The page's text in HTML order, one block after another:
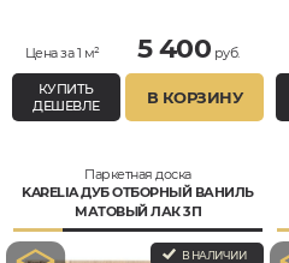
Цена за 1 м² 5 400 руб.
КУПИТЬ
ДЕШЕВЛЕ
В КОРЗИНУ
Паркетная доска
KARELIA ДУБ ОТБОРНЫЙ ВАНИЛЬ
МАТОВЫЙ ЛАК 3П
В НАЛИЧИИ